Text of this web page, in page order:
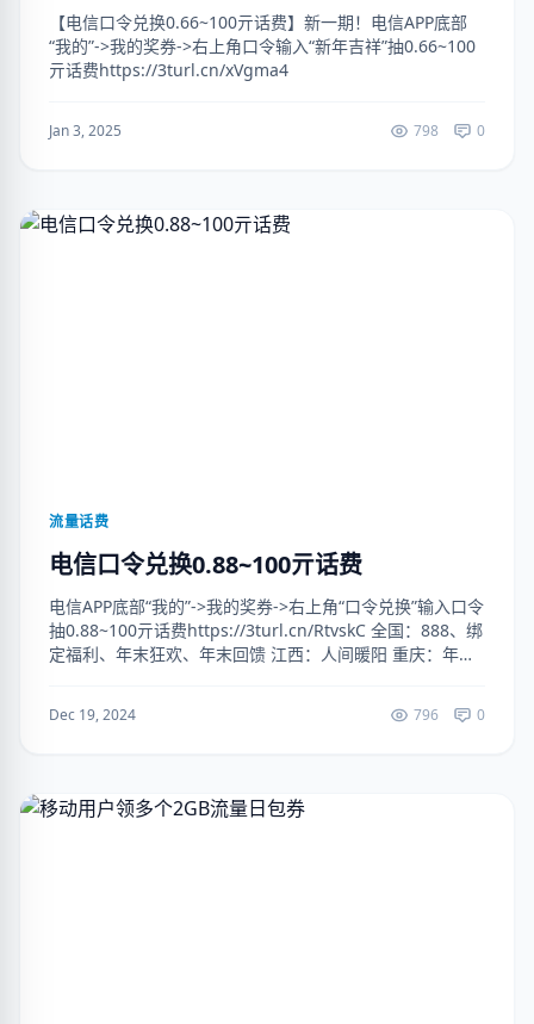
【电信口令兑换0.66~100亓话费】新一期！电信APP底部
“我的”->我的奖券->右上角口令输入“新年吉祥”抽0.66~100
亓话费https://3turl.cn/xVgma4
Jan 3, 2025 798 0
流量话费
电信口令兑换0.88~100亓话费
电信APP底部“我的”->我的奖券->右上角“口令兑换”输入口令
抽0.88~100亓话费https://3turl.cn/RtvskC 全国：888、绑
定福利、年末狂欢、年末回馈 江西：人间暖阳 重庆：年末
Dec 19, 2024 796 0